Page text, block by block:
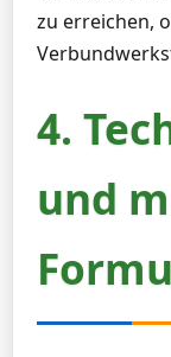
zu erreichen,
4.
und